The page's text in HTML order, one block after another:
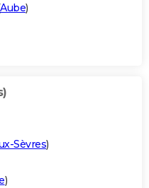
Aube)
Sèvres)
)